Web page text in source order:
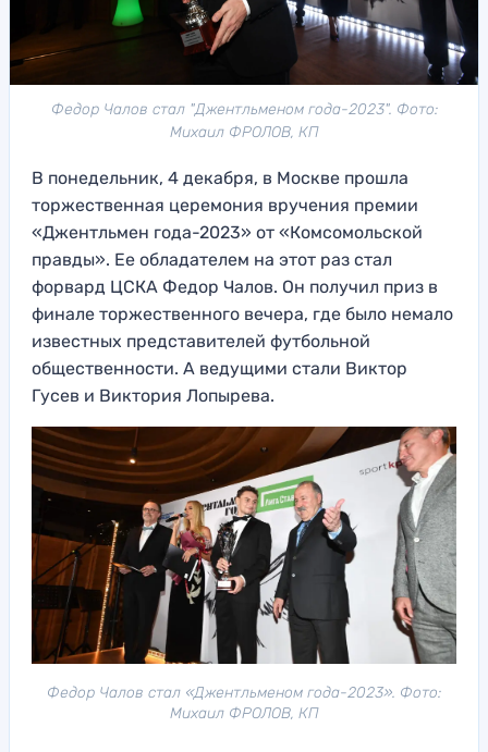
Федор Чалов стал "Джентльменом года-2023". Фото:
Михаил ФРОЛОВ, КП
В понедельник, 4 декабря, в Москве прошла
торжественная церемония вручения премии
«Джентльмен года-2023» от «Комсомольской
правды». Ее обладателем на этот раз стал
форвард ЦСКА Федор Чалов. Он получил приз в
финале торжественного вечера, где было немало
известных представителей футбольной
общественности. А ведущими стали Виктор
Гусев и Виктория Лопырева.
Федор Чалов стал «Джентльменом года-2023». Фото:
Михаил ФРОЛОВ, КП